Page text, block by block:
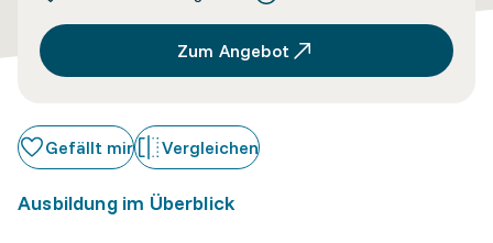
Zum Angebot
Gefällt mir Vergleichen
Ausbildung im Überblick